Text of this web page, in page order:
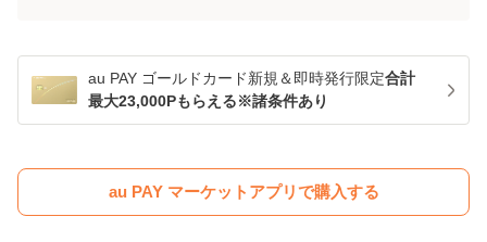
au PAY ゴールドカード新規＆即時発行限定合計
最大23,000Pもらえる※諸条件あり
au PAY マーケットアプリで購入する